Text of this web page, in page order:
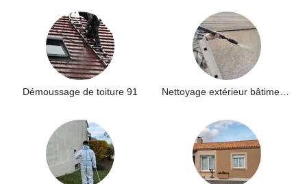
Démoussage de toiture 91